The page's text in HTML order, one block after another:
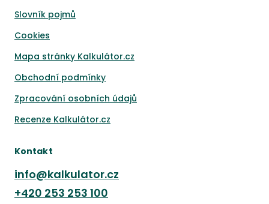
Slovník pojmů
Cookies
Mapa stránky Kalkulátor.cz
Obchodní podmínky
Zpracování osobních údajů
Recenze Kalkulátor.cz
Kontakt
info@kalkulator.cz
+420 253 253 100